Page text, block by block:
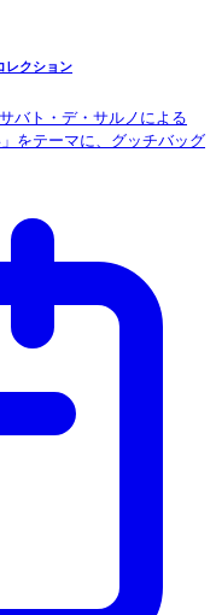
レクション
バト・デ・サルノによる
をテーマに、グッチバッグ